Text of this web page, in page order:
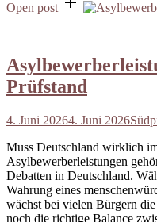
Open post
Prüfstand
4. Juni 20264. Juni 2026
Muss Deutschland wirklich
Asylbewerberleistungen
Debatten in Deutschland.
Wahrung eines
wächst bei vielen Bürgern
noch die richtige Balance